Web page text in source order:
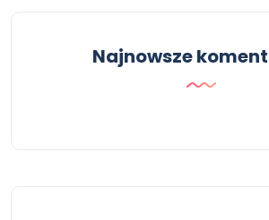
Najnowsze